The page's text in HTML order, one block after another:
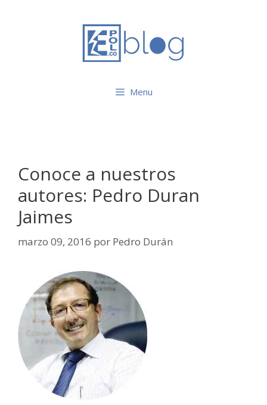
Menu
Conoce a nuestros
autores: Pedro Duran
Jaimes
marzo 09, 2016 por Pedro Durán